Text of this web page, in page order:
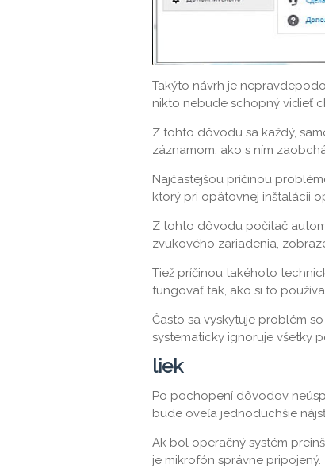
Takýto návrh je
nikto nebude schopný vidieť
Z tohto dôvodu sa každý,
záznamom, ako s ním
Najčastejšou príčinou
ktorý pri opätovnej inštalácii
Z tohto dôvodu počítač
zvukového zariadenia,
Tiež príčinou takéhoto
fungovať tak, ako si to
Často sa vyskytuje problém
systematicky ignoruje všetky
liek
Po pochopení dôvodov
bude oveľa jednoduchšie
Ak bol operačný systém
je mikrofón správne pripojený.